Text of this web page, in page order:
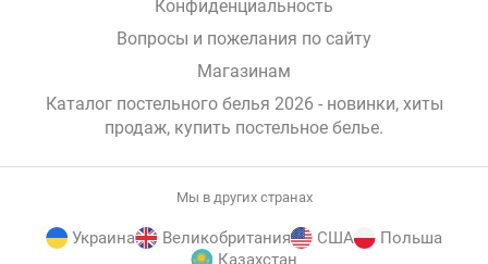
Конфиденциальность
Вопросы и пожелания по сайту
Магазинам
Каталог постельного белья 2026 - новинки, хиты
продаж, купить постельное белье.
Мы в других странах
Украина Великобритания США
Польша
Казахстан